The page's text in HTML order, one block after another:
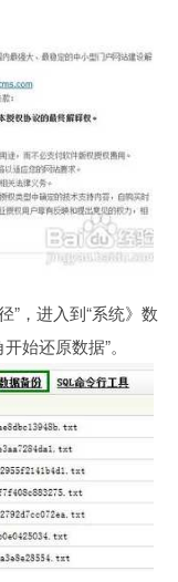
”，进入到“系统》数
始还原数据”。